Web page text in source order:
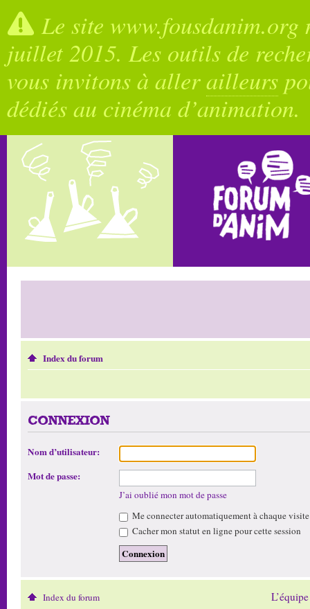
Le site
juillet 2015. Les outils de
vous invitons à allerailleurs
dédiés au cinéma d’animation.
Index du forum
CONNEXION
Nom d’utilisateur:
Mot de passe:
J’ai oublié mon mot de passe
Me connecter automatiquement à chaque visite
Cacher mon statut en ligne pour cette session
Index du forum